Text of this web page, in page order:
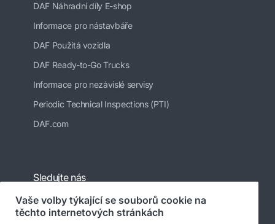
DAF Náhradní díly E-shop
Informace pro nástavbáře
DAF Použitá vozidla
DAF Ready-to-Go Trucks
Informace pro nezávislé servisy
Periodic Technical Inspections (PTI)
DAF.com
Sledujte nás
Vaše volby týkající se souborů cookie na
těchto internetových stránkách